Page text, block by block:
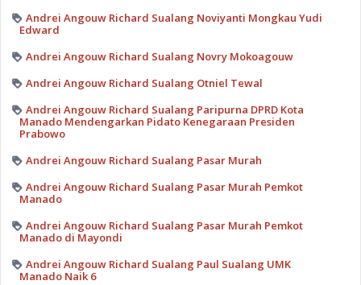
Andrei Angouw Richard Sualang Noviyanti Mongkau Yudi
Edward
Andrei Angouw Richard Sualang Novry Mokoagouw
Andrei Angouw Richard Sualang Otniel Tewal
Andrei Angouw Richard Sualang Paripurna DPRD Kota
Manado Mendengarkan Pidato Kenegaraan Presiden
Prabowo
Andrei Angouw Richard Sualang Pasar Murah
Andrei Angouw Richard Sualang Pasar Murah Pemkot
Manado
Andrei Angouw Richard Sualang Pasar Murah Pemkot
Manado di Mayondi
Andrei Angouw Richard Sualang Paul Sualang UMK
Manado Naik 6